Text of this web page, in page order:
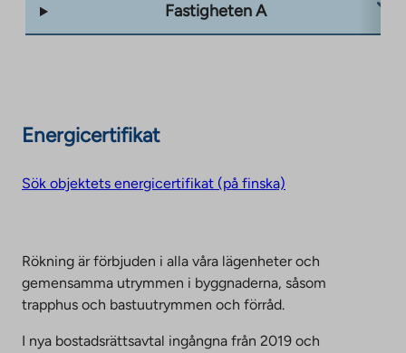
Fastigheten A
Energicertifikat
Sök objektets energicertifikat (på finska)
Rökning är förbjuden i alla våra lägenheter och
gemensamma utrymmen i byggnaderna, såsom
trapphus och bastuutrymmen och förråd.
I nya bostadsrättsavtal ingångna från 2019 och